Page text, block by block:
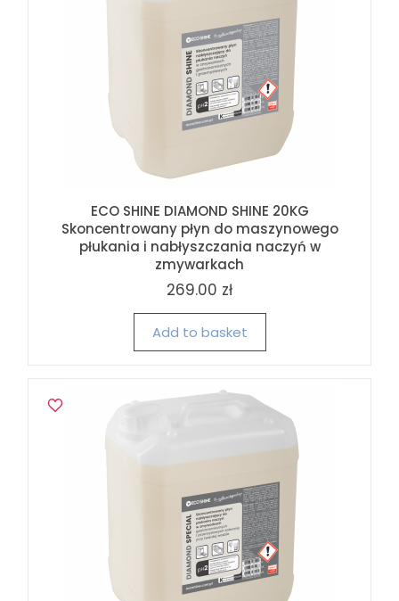
ECO SHINE DIAMOND SHINE 20KG
Skoncentrowany płyn do maszynowego
płukania i nabłyszczania naczyń w
zmywarkach
269.00 zł
Add to basket